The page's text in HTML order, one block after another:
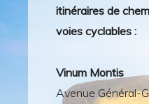
itinéraires de
voies cyclables :
Vinum Montis
Avenue Général-